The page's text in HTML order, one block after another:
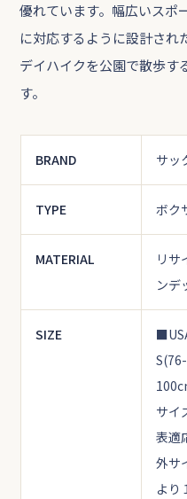
優れています。幅広いスポ
に対応するように設計さ
デイハイクを公園で散歩す
す。
BRAND サッ
TYPE ボク
MATERIAL
リサ
ンデ
SIZE
サイ
表適
外サ
より